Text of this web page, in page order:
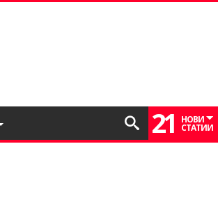
21 НОВИ
СТАТИИ